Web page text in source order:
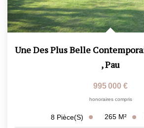
,Pau
995 000 €
honoraires compris
8 Pièce(s) 265 M²